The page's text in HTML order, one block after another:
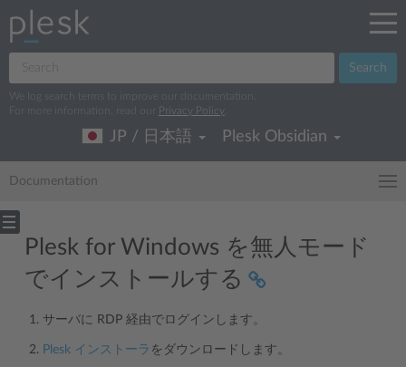
Search
We log search terms to improve our documentation.
For more information, read our
Privacy Policy
JP / 日本語 Plesk Obsidian
Documentation
Plesk for Windows を無人モード
でインストールする
サーバに RDP 経由でログインします。
Plesk インストーラ をダウンロードします。